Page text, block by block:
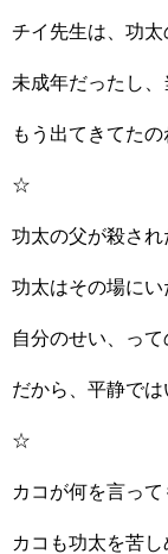
チイ先生は、功
未成年だったし
もう出てきてたの
☆
功太の父が殺され
功太はその場にい
自分のせい、っ
だから、平静で
☆
カコが何を言って
カコも功太を苦